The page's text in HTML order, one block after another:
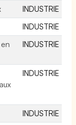
INDUSTRIE
INDUSTRIE
INDUSTRIE
INDUSTRIE
INDUSTRIE